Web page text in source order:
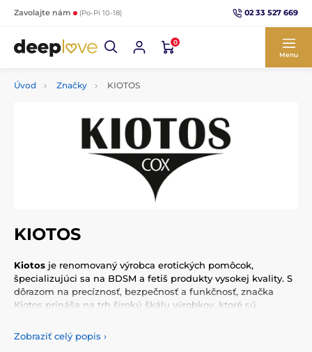
Zavolajte nám (Po-Pi 10-18) 02 33 527 669
0
Menu
Úvod Značky KIOTOS
KIOTOS
Kiotos je renomovaný výrobca erotických pomôcok,
špecializujúci sa na BDSM a fetiš produkty vysokej kvality. S
dôrazom na precíznosť, bezpečnosť a funkčnosť, značka
Kiotos prináša na trh širokú škálu výrobkov, ktoré sú
zákazníkov.
Zobraziť celý popis ›